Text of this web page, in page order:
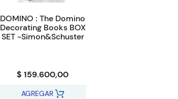
DOMINO : The Domino
Decorating Books BOX
SET -Simon&Schuster
$ 159.600,00
AGREGAR